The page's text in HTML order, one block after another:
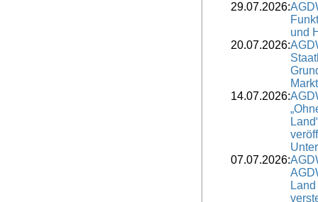
29.07.2026:
und
20.07.2026:
14.07.2026:
07.07.2026: